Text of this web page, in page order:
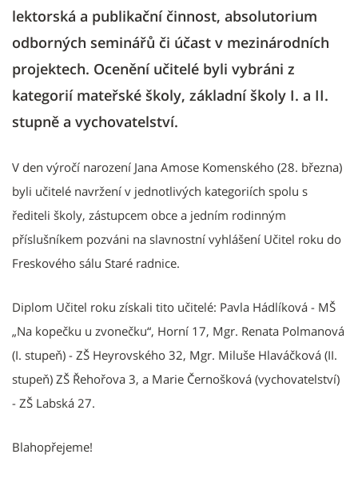
lektorská a publikační činnost, absolutorium
odborných seminářů či účast v mezinárodních
projektech. Ocenění učitelé byli vybráni z
kategorií mateřské školy, základní školy I. a II.
stupně a vychovatelství.
V den výročí narození Jana Amose Komenského (28. března)
byli učitelé navržení v jednotlivých kategoriích spolu s
řediteli školy, zástupcem obce a jedním rodinným
příslušníkem pozváni na slavnostní vyhlášení Učitel roku do
Freskového sálu Staré radnice.
Diplom Učitel roku získali tito učitelé: Pavla Hádlíková - MŠ
„Na kopečku u zvonečku“, Horní 17, Mgr. Renata Polmanová
(I. stupeň) - ZŠ Heyrovského 32, Mgr. Miluše Hlaváčková (II.
stupeň) ZŠ Řehořova 3, a Marie Černošková (vychovatelství)
- ZŠ Labská 27.
Blahopřejeme!